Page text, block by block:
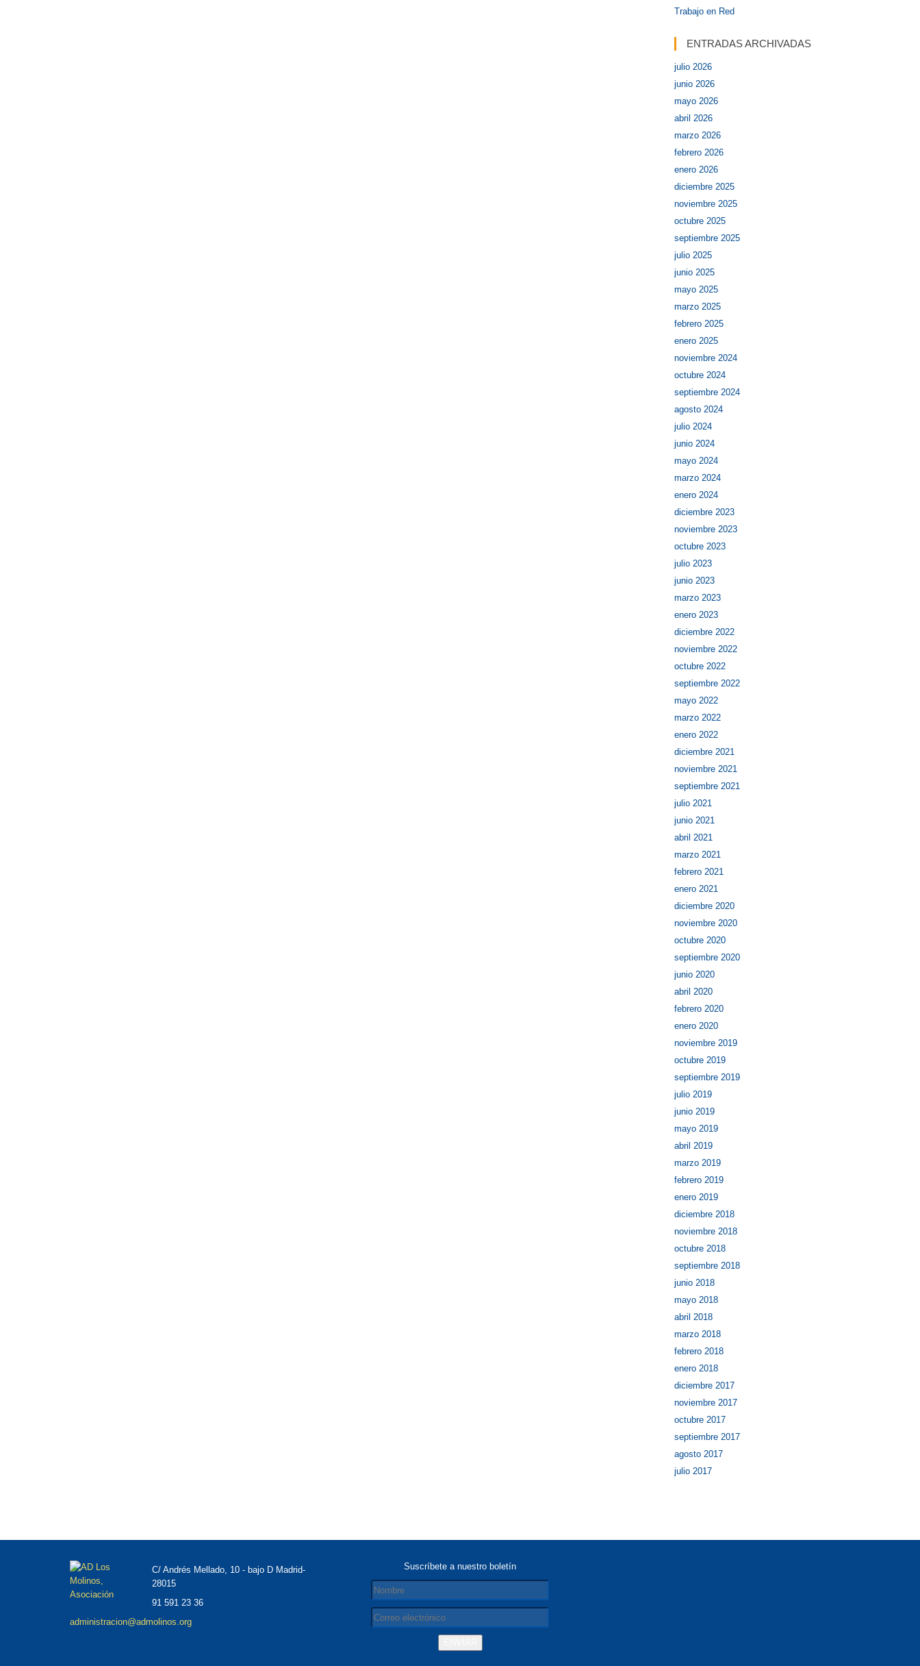
Trabajo en Red
ENTRADAS ARCHIVADAS
julio 2026
junio 2026
mayo 2026
abril 2026
marzo 2026
febrero 2026
enero 2026
diciembre 2025
noviembre 2025
octubre 2025
septiembre 2025
julio 2025
junio 2025
mayo 2025
marzo 2025
febrero 2025
enero 2025
noviembre 2024
octubre 2024
septiembre 2024
agosto 2024
julio 2024
junio 2024
mayo 2024
marzo 2024
enero 2024
diciembre 2023
noviembre 2023
octubre 2023
julio 2023
junio 2023
marzo 2023
enero 2023
diciembre 2022
noviembre 2022
octubre 2022
septiembre 2022
mayo 2022
marzo 2022
enero 2022
diciembre 2021
noviembre 2021
septiembre 2021
julio 2021
junio 2021
abril 2021
marzo 2021
febrero 2021
enero 2021
diciembre 2020
noviembre 2020
octubre 2020
septiembre 2020
junio 2020
abril 2020
febrero 2020
enero 2020
noviembre 2019
octubre 2019
septiembre 2019
julio 2019
junio 2019
mayo 2019
abril 2019
marzo 2019
febrero 2019
enero 2019
diciembre 2018
noviembre 2018
octubre 2018
septiembre 2018
junio 2018
mayo 2018
abril 2018
marzo 2018
febrero 2018
enero 2018
diciembre 2017
noviembre 2017
octubre 2017
septiembre 2017
agosto 2017
julio 2017
C/ Andrés Mellado, 10 - bajo D Madrid-
28015
91 591 23 36
administracion@admolinos.org
Suscríbete a nuestro boletín